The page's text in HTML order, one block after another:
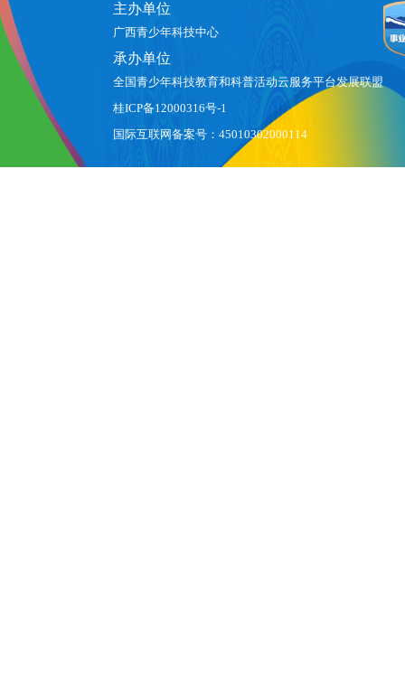
主办单位
广西青少年科技中心
承办单位
全国青少年科技教育和科普活动云服务平台发展联盟
桂ICP备12000316号-1
国际互联网备案号：45010302000114